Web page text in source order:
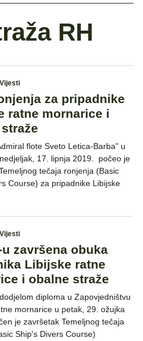
RH
Vijesti
za pripadnike
ratne mornarice i
flote Sveto Letica-Barba" u
17. lipnja 2019. počeo je
tečaja ronjenja (Basic
Course) za pripadnike Libijske
Vijesti
u završena obuka
Libijske ratne
i obalne straže
diploma u Zapovjedništvu
mornarice u petak, 29. ožujka
je završetak Temeljnog tečaja
Ship's Divers Course)